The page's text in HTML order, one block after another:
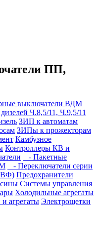
ПП,
выключатели ВДМ
Ч.8,5/11, Ч.9,5/11
ЗИП к автоматам
ЗИПы к прожекторам
Камбузное
Контроллеры КВ и
- Пакетные
- Переключатели серии
Предохранители
Системы управления
Холодильные агрегаты
агрегаты Электрощетки